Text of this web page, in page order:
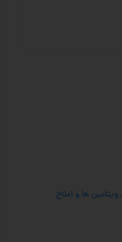
ویتامین ها و املاح